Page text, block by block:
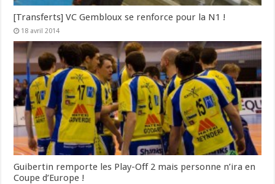
[Transferts] VC Gembloux se renforce pour la N1 !
18 avril 2014
Guibertin remporte les Play-Off 2 mais personne n’ira en
Coupe d’Europe !